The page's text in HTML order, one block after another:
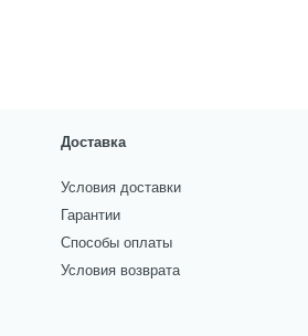
Доставка
Условия доставки
Гарантии
Способы оплаты
Условия возврата